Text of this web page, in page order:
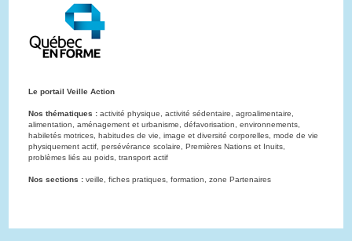
Le portail Veille Action
Nos thématiques : activité physique, activité sédentaire, agroalimentaire,
alimentation, aménagement et urbanisme, défavorisation, environnements,
habiletés motrices, habitudes de vie, image et diversité corporelles, mode de vie
physiquement actif, persévérance scolaire, Premières Nations et Inuits,
problèmes liés au poids, transport actif
Nos sections : veille, fiches pratiques, formation, zone Partenaires